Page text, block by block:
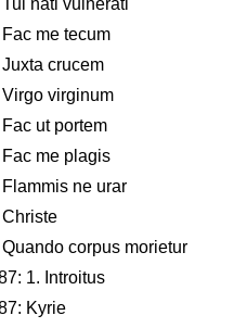
nati vulnerati
me tecum
crucem
virginum
ut portem
me plagis
ne urar
Christe
corpus morietur
1. Introitus
Kyrie